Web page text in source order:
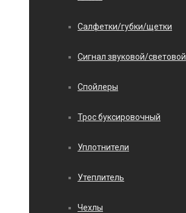
Салфетки/губки/щетки
Сигнал звуковой/световой
Спойлеры
Трос буксировочный
Уплотнители
Утеплитель
Чехлы